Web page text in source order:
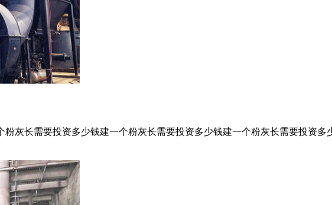
粉灰长需要投资多少钱建一个粉灰长需要投资多少钱建一个粉灰长需要投资